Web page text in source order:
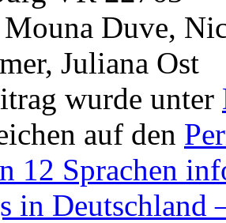
Duve,
Juliana Ost
wurde unter
auf den
12 Sprachen
in Deutschland